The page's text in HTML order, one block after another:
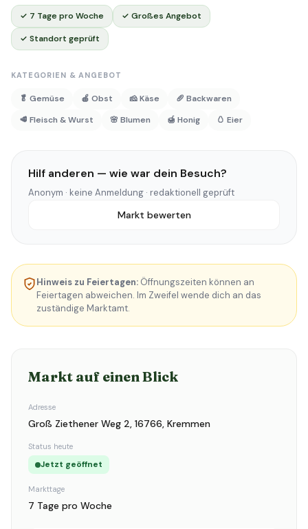
✓ 7 Tage pro Woche ✓ Großes Angebot
✓ Standort geprüft
KATEGORIEN & ANGEBOT
🥬 Gemüse 🍎 Obst 🧀 Käse
🥖 Backwaren
🥩 Fleisch & Wurst
🌸 Blumen 🍯 Honig 🥚 Eier
Hilf anderen — wie war dein Besuch?
Anonym · keine Anmeldung · redaktionell geprüft
Markt bewerten
Hinweis zu Feiertagen: Öffnungszeiten können an
Feiertagen abweichen. Im Zweifel wende dich an das
zuständige Marktamt.
Markt auf einen Blick
Adresse
Groß Ziethener Weg 2, 16766, Kremmen
Status heute
Jetzt geöffnet
Markttage
7 Tage pro Woche